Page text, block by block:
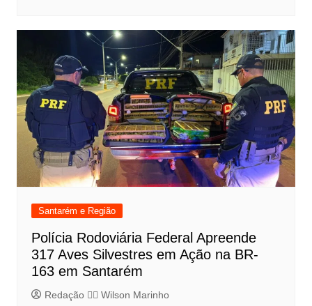
Santarém e Região
Polícia Rodoviária Federal Apreende
317 Aves Silvestres em Ação na BR-
163 em Santarém
Redação 👨‍⚖️​ Wilson Marinho